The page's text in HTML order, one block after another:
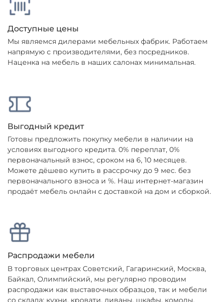
Доступные цены
Мы являемся дилерами мебельных фабрик. Работаем
напрямую с производителями, без посредников.
Наценка на мебель в наших салонах минимальная.
Выгодный кредит
Готовы предложить покупку мебели в наличии на
условиях выгодного кредита. 0% переплат, 0%
первоначальный взнос, сроком на 6, 10 месяцев.
Можете дёшево купить в рассрочку до 9 мес. без
первоначального взноса и %. Наш интернет-магазин
продаёт мебель онлайн с доставкой на дом и сборкой.
Распродажи мебели
В торговых центрах Советский, Гагаринский, Москва,
Байкал, Олимпийский, мы регулярно проводим
распродажи как выставочных образцов, так и мебели
со склада: кухни, кровати, диваны, шкафы, комоды,